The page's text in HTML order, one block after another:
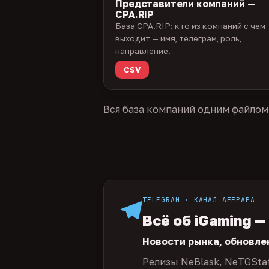
Представители компаний —
CPA.RIP
База CPA.RIP: кто из компаний с чем
выходит — имя, телеграм, роль,
направление.
CSV
Вся база компаний одним
TELEGRAM · КАНАЛ AFFPAPA
Всё об iGaming
Новости рынка,
Релизы NeBlask,